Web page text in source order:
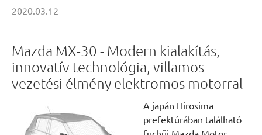
2020.03.12
Mazda MX-30 - Modern kialakítás,
innovatív technológia, villamos
vezetési élmény elektromos motorral
A japán Hirosima
prefektúrában található